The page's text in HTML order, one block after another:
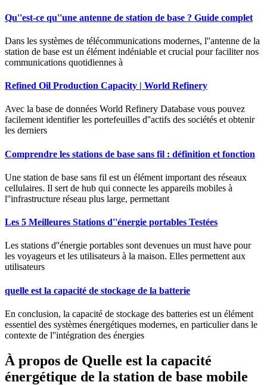
Qu''est-ce qu''une antenne de station de base ? Guide complet
Dans les systèmes de télécommunications modernes, l''antenne de la
station de base est un élément indéniable et crucial pour faciliter nos
communications quotidiennes à
Refined Oil Production Capacity | World Refinery
Avec la base de données World Refinery Database vous pouvez
facilement identifier les portefeuilles d''actifs des sociétés et obtenir
les derniers
Comprendre les stations de base sans fil : définition et fonction
Une station de base sans fil est un élément important des réseaux
cellulaires. Il sert de hub qui connecte les appareils mobiles à
l''infrastructure réseau plus large, permettant
Les 5 Meilleures Stations d''énergie portables Testées
Les stations d''énergie portables sont devenues un must have pour
les voyageurs et les utilisateurs à la maison. Elles permettent aux
utilisateurs
quelle est la capacité de stockage de la batterie
En conclusion, la capacité de stockage des batteries est un élément
essentiel des systèmes énergétiques modernes, en particulier dans le
contexte de l''intégration des énergies
À propos de Quelle est la capacité
énergétique de la station de base mobile